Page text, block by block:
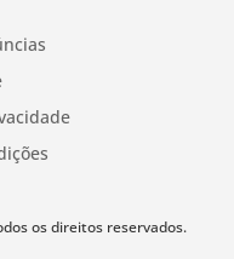
os direitos reservados.